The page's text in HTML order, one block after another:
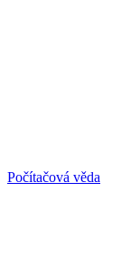
Počítačová věda